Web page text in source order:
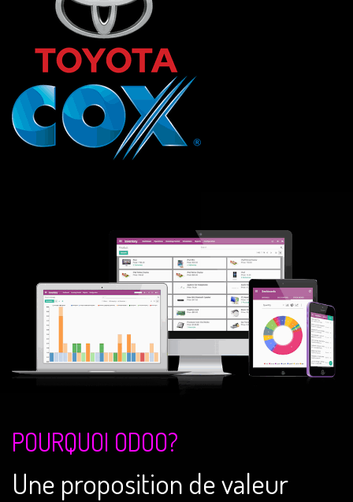
POURQUOI ODOO?
Une proposition de valeur